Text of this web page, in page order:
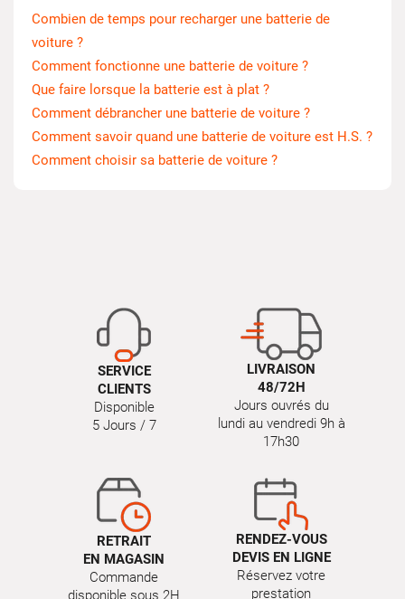
Combien de temps pour recharger une batterie de
voiture ?
Comment fonctionne une batterie de voiture ?
Que faire lorsque la batterie est à plat ?
Comment débrancher une batterie de voiture ?
Comment savoir quand une batterie de voiture est H.S. ?
Comment choisir sa batterie de voiture ?
SERVICE
CLIENTS
Disponible
5 Jours / 7
LIVRAISON
48/72H
Jours ouvrés du
lundi au vendredi 9h à
17h30
RETRAIT
EN MAGASIN
Commande
disponible sous 2H
RENDEZ-VOUS
DEVIS EN LIGNE
Réservez votre
prestation